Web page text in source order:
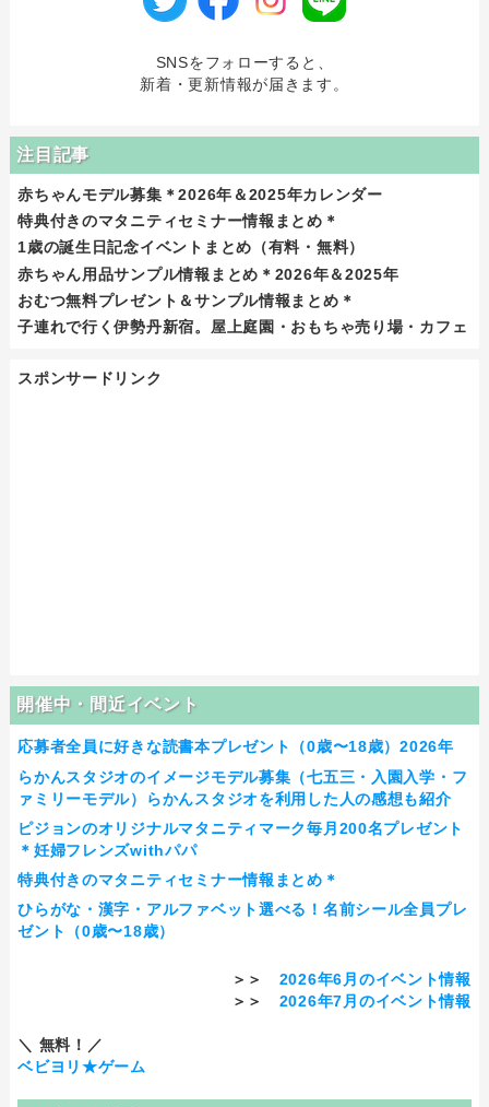
SNSをフォローすると、
新着・更新情報が届きます。
注目記事
赤ちゃんモデル募集＊2026年＆2025年カレンダー
特典付きのマタニティセミナー情報まとめ＊
1歳の誕生日記念イベントまとめ（有料・無料）
赤ちゃん用品サンプル情報まとめ＊2026年＆2025年
おむつ無料プレゼント＆サンプル情報まとめ＊
子連れで行く伊勢丹新宿。屋上庭園・おもちゃ売り場・カフェ
スポンサードリンク
開催中・間近イベント
応募者全員に好きな読書本プレゼント（0歳〜18歳）2026年
らかんスタジオのイメージモデル募集（七五三・入園入学・フ
ァミリーモデル）らかんスタジオを利用した人の感想も紹介
ピジョンのオリジナルマタニティマーク毎月200名プレゼント
＊妊婦フレンズwithパパ
特典付きのマタニティセミナー情報まとめ＊
ひらがな・漢字・アルファベット選べる！名前シール全員プレ
ゼント（0歳〜18歳）
＞＞ 2026年6月のイベント情報
＞＞ 2026年7月のイベント情報
＼ 無料！／
ベビヨリ★ゲーム